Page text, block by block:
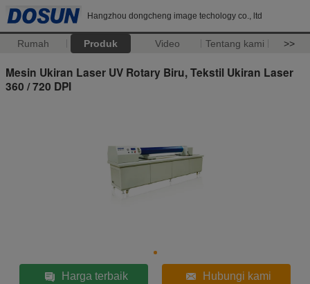
Hangzhou dongcheng image techology co., ltd
Rumah Produk Video Tentang kami >>
Mesin Ukiran Laser UV Rotary Biru, Tekstil Ukiran Laser
360 / 720 DPI
Harga terbaik Hubungi kami